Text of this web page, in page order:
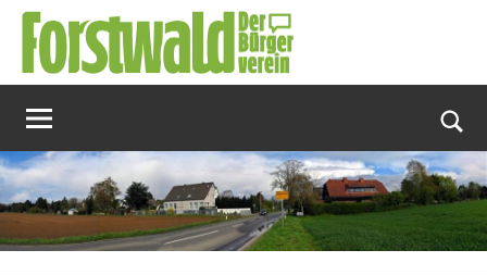
Zum
Inhalt
springen